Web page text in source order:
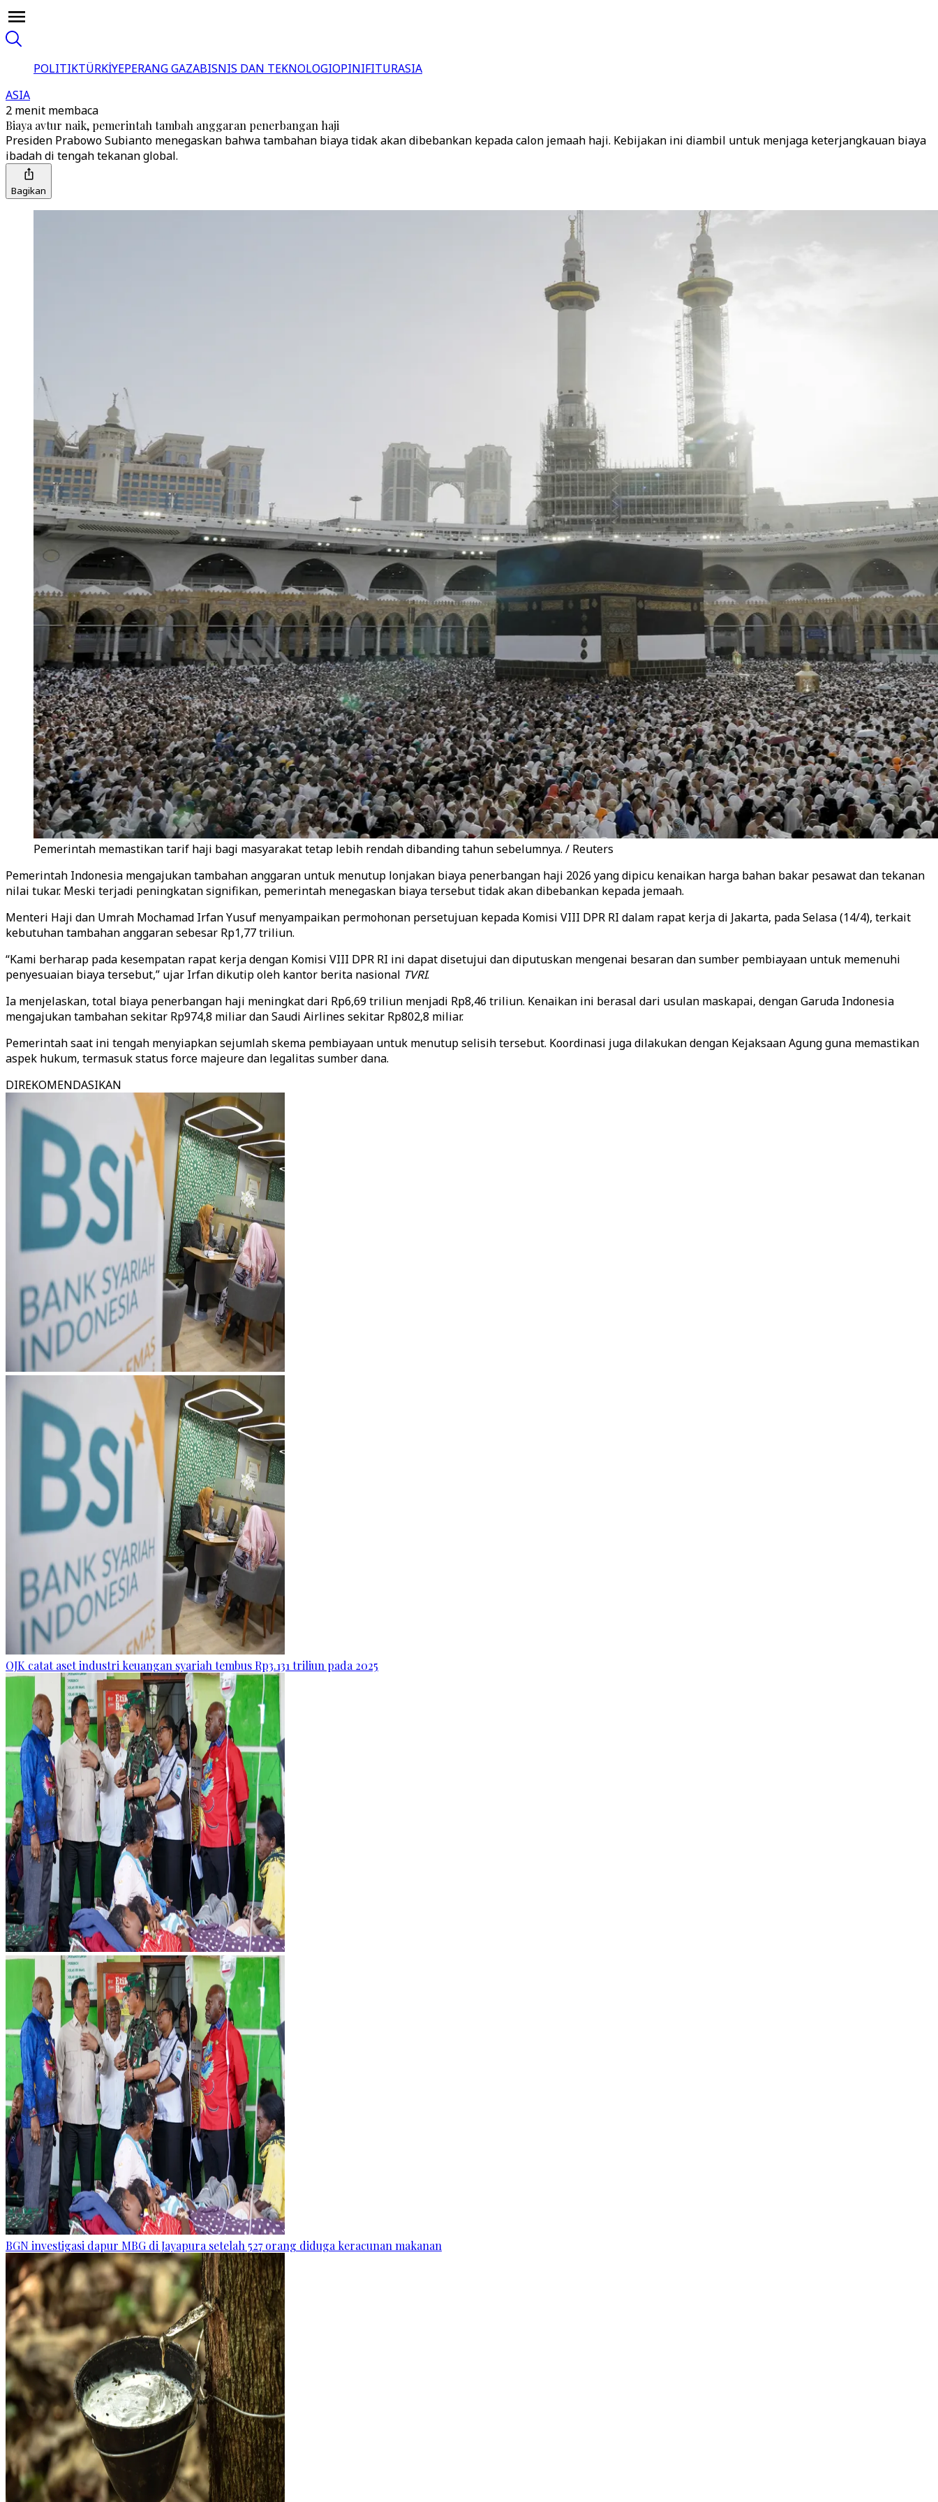
POLITIKTÜRKİYEPERANG GAZABISNIS DAN TEKNOLOGIOPINIFITURASIA
ASIA
2 menit membaca
Biaya avtur naik, pemerintah tambah anggaran penerbangan haji
Presiden Prabowo Subianto menegaskan bahwa tambahan biaya tidak akan dibebankan kepada calon jemaah haji. Kebijakan ini diambil untuk menjaga keterjangkauan biaya
ibadah di tengah tekanan global.
Bagikan
Pemerintah memastikan tarif haji bagi masyarakat tetap lebih rendah dibanding tahun sebelumnya. / Reuters
Pemerintah Indonesia mengajukan tambahan anggaran untuk menutup lonjakan biaya penerbangan haji 2026 yang dipicu kenaikan harga bahan bakar pesawat dan tekanan
nilai tukar. Meski terjadi peningkatan signifikan, pemerintah menegaskan biaya tersebut tidak akan dibebankan kepada jemaah.
Menteri Haji dan Umrah Mochamad Irfan Yusuf menyampaikan permohonan persetujuan kepada Komisi VIII DPR RI dalam rapat kerja di Jakarta, pada Selasa (14/4), terkait
kebutuhan tambahan anggaran sebesar Rp1,77 triliun.
“Kami berharap pada kesempatan rapat kerja dengan Komisi VIII DPR RI ini dapat disetujui dan diputuskan mengenai besaran dan sumber pembiayaan untuk memenuhi
penyesuaian biaya tersebut,” ujar Irfan dikutip oleh kantor berita nasional TVRI.
Ia menjelaskan, total biaya penerbangan haji meningkat dari Rp6,69 triliun menjadi Rp8,46 triliun. Kenaikan ini berasal dari usulan maskapai, dengan Garuda Indonesia
mengajukan tambahan sekitar Rp974,8 miliar dan Saudi Airlines sekitar Rp802,8 miliar.
Pemerintah saat ini tengah menyiapkan sejumlah skema pembiayaan untuk menutup selisih tersebut. Koordinasi juga dilakukan dengan Kejaksaan Agung guna memastikan
aspek hukum, termasuk status force majeure dan legalitas sumber dana.
DIREKOMENDASIKAN
OJK catat aset industri keuangan syariah tembus Rp3.131 triliun pada 2025
BGN investigasi dapur MBG di Jayapura setelah 527 orang diduga keracunan makanan